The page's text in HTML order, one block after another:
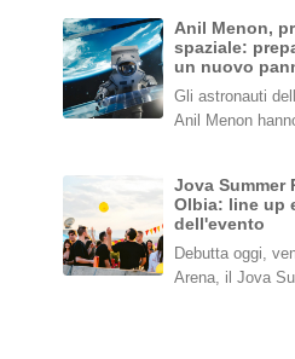
Anil Menon,
spaziale:
un nuovo
Gli astronauti
Anil Menon
Jova Summer
Olbia: line up
dell'evento
Debutta oggi,
Arena, il Jova